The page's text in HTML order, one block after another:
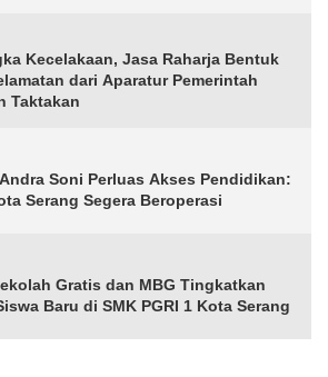
Kecelakaan, Jasa Raharja Bentuk
dari Aparatur Pemerintah
Taktakan
Soni Perluas Akses Pendidikan:
Serang Segera Beroperasi
Gratis dan MBG Tingkatkan
Baru di SMK PGRI 1 Kota Serang